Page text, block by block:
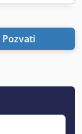
Pozvati